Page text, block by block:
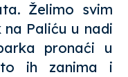
Želimo svim
Paliću u nadi
pronaći u
ih zanima i